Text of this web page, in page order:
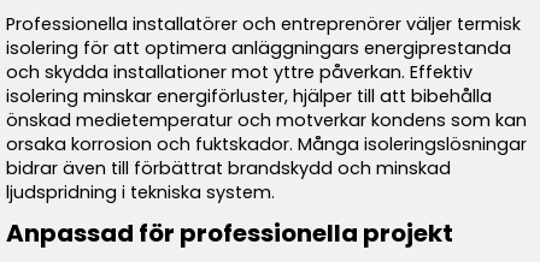
Professionella installatörer och entreprenörer väljer termisk
isolering för att optimera anläggningars energiprestanda
och skydda installationer mot yttre påverkan. Effektiv
isolering minskar energiförluster, hjälper till att bibehålla
önskad medietemperatur och motverkar kondens som kan
orsaka korrosion och fuktskador. Många isoleringslösningar
bidrar även till förbättrat brandskydd och minskad
ljudspridning i tekniska system.
Anpassad för professionella projekt